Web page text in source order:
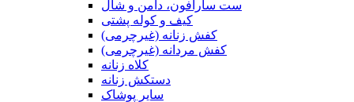
ست سارافون، دامن و شال
کیف و کوله پشتی
کفش زنانه (غیرچرمی)
کفش مردانه (غیرچرمی)
کلاه زنانه
دستکش زنانه
سایر پوشاک